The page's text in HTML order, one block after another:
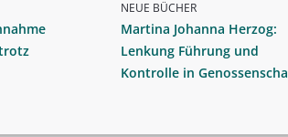
NEUE BÜCHER
Martina Johanna Herzog:
Lenkung Führung und
Kontrolle in